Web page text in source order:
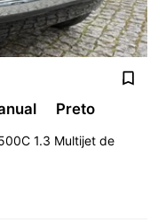
Preto
1.3 Multijet de